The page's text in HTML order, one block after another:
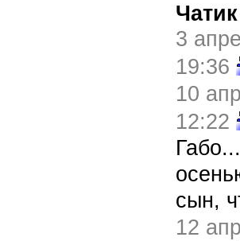
Чатик
3
19:36
10
12:22
сын,
12